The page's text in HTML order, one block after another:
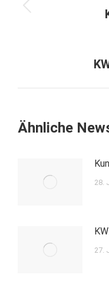
Ähnliche
28.
27.